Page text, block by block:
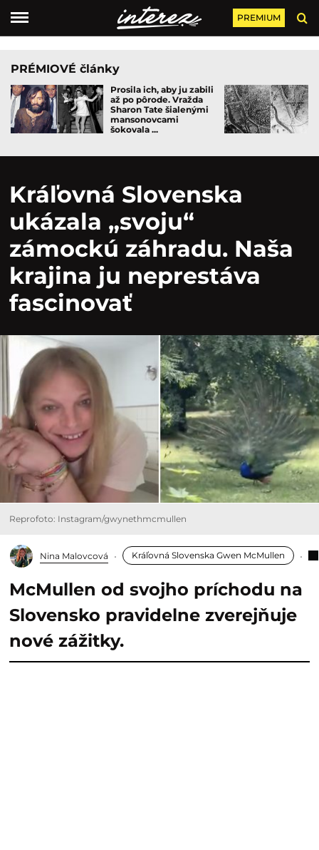
PREMIUM
PRÉMIOVÉ články
Prosila ich, aby ju zabili
až po pôrode. Vražda
Sharon Tate šialenými
mansonovcami
šokovala ...
Kráľovná Slovenska
ukázala „svoju“
zámockú záhradu. Naša
krajina ju neprestáva
fascinovať
Reprofoto: Instagram/gwynethmcmullen
Nina Malovcová Kráľovná Slovenska Gwen McMullen
McMullen od svojho príchodu na
Slovensko pravidelne zverejňuje
nové zážitky.